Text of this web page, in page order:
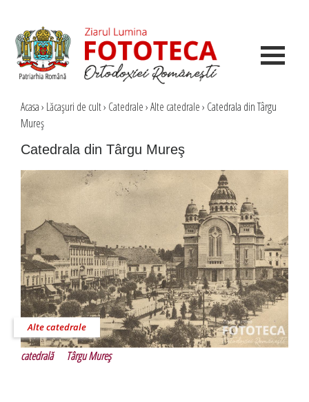
Acasa› Lăcaşuri de cult› Catedrale›Alte catedrale› Catedrala din Târgu
Mureş
Catedrala din Târgu Mureş
Alte catedrale
catedrală Târgu Mureş